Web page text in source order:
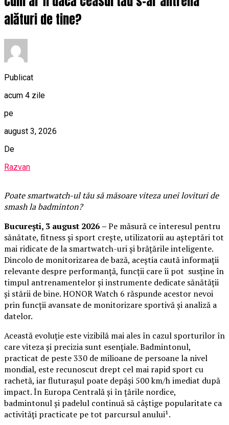
alături de tine?
Publicat
acum 4 zile
pe
august 3, 2026
De
Razvan
Poate smartwatch-ul tăusă măsoare viteza unei lovituri de
smash la badminton?
București, 3 august 2026 –Pe măsură ce interesul pentru
sănătate, fitness și sport crește, utilizatorii au așteptări tot
mai ridicate de la smartwatch-uri și brățările inteligente.
Dincolo de monitorizarea de bază, aceștia caută informații
relevante despre performanță, funcții care îi pot susține în
timpul antrenamentelor și instrumente dedicate sănătății
și stării de bine. HONOR Watch 6 răspunde acestor nevoi
prin funcții avansate de monitorizare sportivă și analiză a
datelor.
Această evoluție este vizibilă mai ales în cazul sporturilor în
care viteza și precizia sunt esențiale. Badmintonul,
practicat de peste 330 de milioane de persoane la nivel
mondial, este recunoscut drept cel mai rapid sport cu
rachetă, iar fluturașul poate depăși 500 km/h imediat după
impact. În Europa Centrală și în țările nordice,
badmintonul și padelul continuă să câștige popularitate ca
activități practicate pe tot parcursul anului¹.